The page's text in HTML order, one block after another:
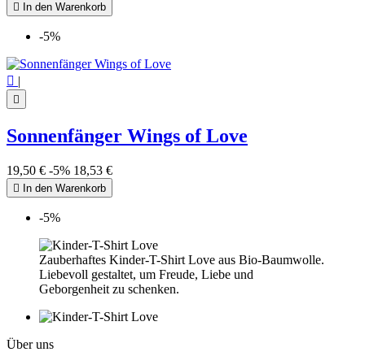
 In den Warenkorb
-5%
 |

Sonnenfänger Wings of Love
19,50 € -5% 18,53 €
 In den Warenkorb
-5%
Zauberhaftes Kinder-T-Shirt Love aus Bio-Baumwolle.
Liebevoll gestaltet, um Freude, Liebe und
Geborgenheit zu schenken.
Über uns